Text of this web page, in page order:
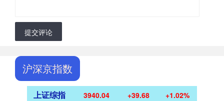
提交评论
沪深京指数
上证综指 3940.04 +39.68 +1.02%